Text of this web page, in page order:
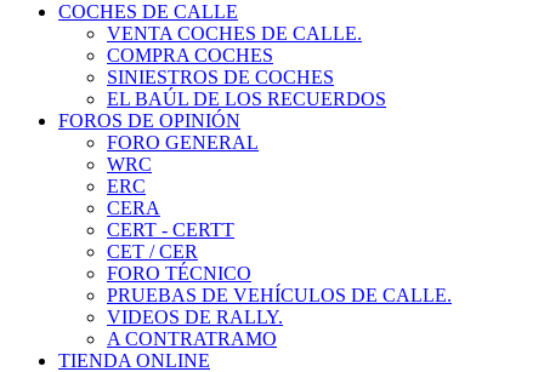
COCHES DE CALLE
VENTA COCHES DE CALLE.
COMPRA COCHES
SINIESTROS DE COCHES
EL BAÚL DE LOS RECUERDOS
FOROS DE OPINIÓN
FORO GENERAL
WRC
ERC
CERA
CERT - CERTT
CET / CER
FORO TÉCNICO
PRUEBAS DE VEHÍCULOS DE CALLE.
VIDEOS DE RALLY.
A CONTRATRAMO
TIENDA ONLINE